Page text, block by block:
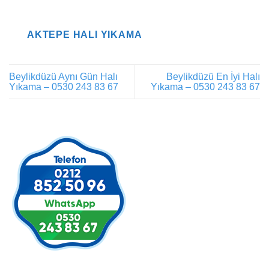
AKTEPE HALI YIKAMA
Beylikdüzü Aynı Gün Halı
Yıkama – 0530 243 83 67
Beylikdüzü En İyi Halı
Yıkama – 0530 243 83 67